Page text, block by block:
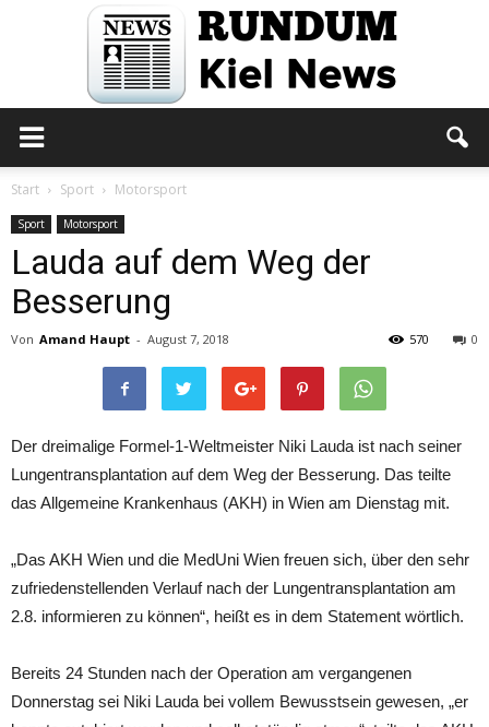
Kiel
Start Sport Motorsport
Sport Motorsport
Lauda auf dem Weg der
Besserung
Von Amand Haupt - August 7, 2018 0
570
Der dreimalige Formel-1-Weltmeister Niki Lauda ist nach seiner
Lungentransplantation auf dem Weg der Besserung. Das teilte
das Allgemeine Krankenhaus (AKH) in Wien am Dienstag mit.
„Das AKH Wien und die MedUni Wien freuen sich, über den sehr
zufriedenstellenden Verlauf nach der Lungentransplantation am
2.8. informieren zu können“, heißt es in dem Statement wörtlich.
Bereits 24 Stunden nach der Operation am vergangenen
Donnerstag sei Niki Lauda bei vollem Bewusstsein gewesen, „er